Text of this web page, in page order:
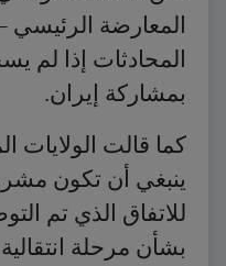
المعارضة
المحادثات إذا
بمشاركة إيران.
كما قالت الولايات
ينبغي أن تكون
بشأن مرحلة